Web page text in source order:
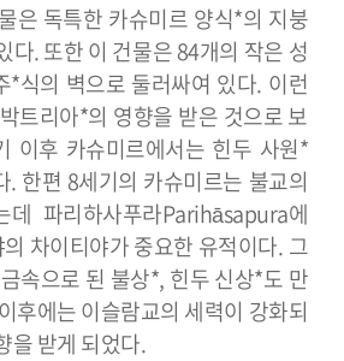
은 독특한 카슈미르 양식*의 지붕
다. 또한 이 건물은 84개의 작은 성
식의 벽으로 둘러싸여 있다. 이런
트리아*의 영향을 받은 것으로 보
이후 카슈미르에서는 힌두 사원*
. 한편 8세기의 카슈미르는 불교의
데 파리하사푸라Parihāsapura에
차이티야가 중요한 유적이다. 그
속으로 된 불상*, 힌두 신상*도 만
후에는 이슬람교의 세력이 강화되
을 받게 되었다.